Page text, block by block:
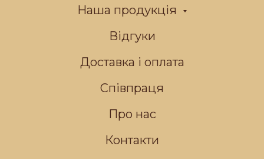
Наша продукція
Відгуки
Доставка і оплата
Співпраця
Про нас
Контакти